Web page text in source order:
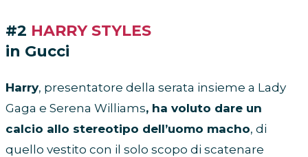
#2 HARRY STYLES
in Gucci
Harry, presentatore della serata insieme a Lady
Gaga e Serena Williams, ha voluto dare un
calcio allo stereotipo dell’uomo macho, di
quello vestito con il solo scopo di scatenare